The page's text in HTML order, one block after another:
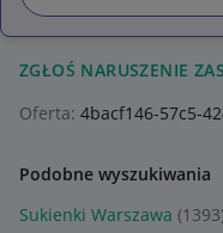
ZGŁOŚ NARUSZENIE
Oferta: 4bacf146-57c5-
Podobne wyszukiwania
Sukienki Warszawa